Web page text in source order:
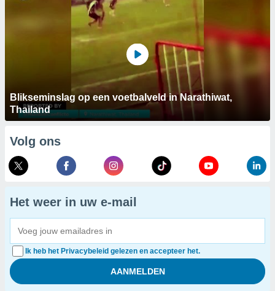
Blikseminslag op een voetbalveld in Narathiwat,
Thailand
Volg ons
Het weer in uw e-mail
Ik heb het Privacybeleid gelezen en accepteer het.